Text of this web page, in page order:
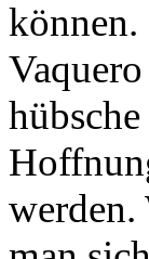
können.
werden.